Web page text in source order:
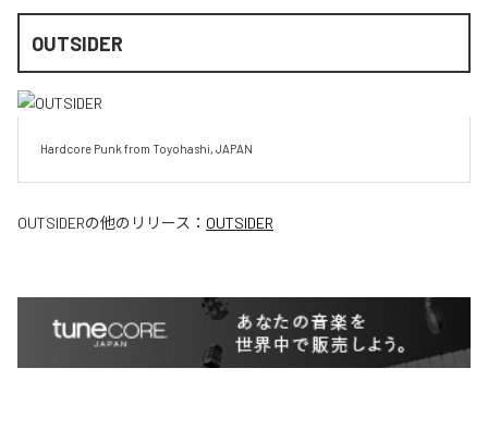
OUTSIDER
Hardcore Punk from Toyohashi, JAPAN
OUTSIDERの他のリリース： OUTSIDER